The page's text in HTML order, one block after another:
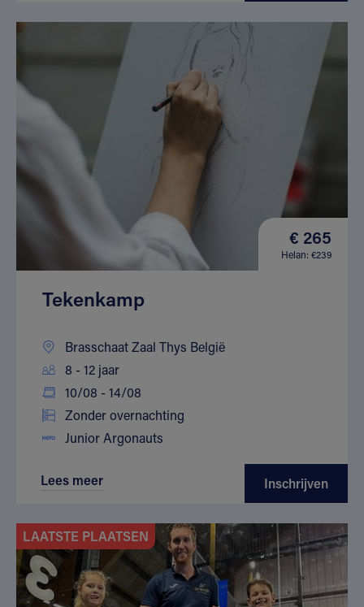
€ 265
Helan: €239
Tekenkamp
Brasschaat Zaal Thys België
8 - 12 jaar
10/08 - 14/08
Zonder overnachting
Junior Argonauts
Lees meer Inschrijven
LAATSTE PLAATSEN